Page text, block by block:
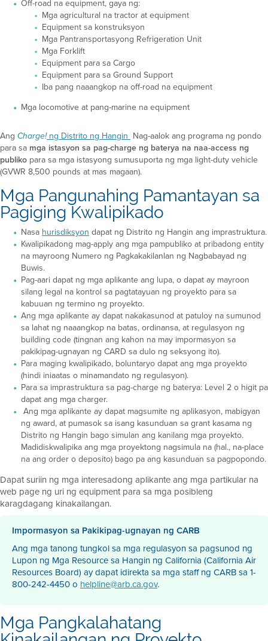
Off-road na equipment, gaya ng:
Mga agricultural na tractor at equipment
Equipment sa konstruksyon
Mga Pantransportasyong Refrigeration Unit
Mga Forklift
Equipment para sa Cargo
Equipment para sa Ground Support
Iba pang naaangkop na off-road na equipment
Mga locomotive at pang-marine na equipment
Ang Charge!ng Distrito ng Hangin Nag-aalok ang programa ng pondo
para sa mga istasyon sa pag-charge ng baterya na naa-access ng
publiko para sa mga istasyong sumusuporta ng mga light-duty vehicle
(GVWR 8,500 pounds at mas magaan).
Mga Pangunahing Pamantayan sa
Pagiging Kwalipikado
Nasa hurisdiksyon dapat ng Distrito ng Hangin ang imprastruktura.
Kwalipikadong mag-apply ang mga pampubliko at pribadong entity
na mayroong Numero ng Pagkakakilanlan ng Nagbabayad ng
Buwis.
Pag-aari dapat ng mga aplikante ang lupa, o dapat ay mayroon
silang legal na kontrol sa pagtatayuan ng proyekto para sa
kabuuan ng termino ng proyekto.
Ang mga aplikante ay dapat nakakasunod at patuloy na sumunod
sa lahat ng naaangkop na batas, ordinansa, at regulasyon ng
building code (tingnan ang kahon na may impormasyon sa
pakikipag-ugnayan ng CARD sa dulo ng seksyong ito).
Para maging kwalipikado, boluntaryo dapat ang mga proyekto
(hindi iniaatas o minamandato ng regulasyon).
Para sa imprastruktura sa pag-charge ng baterya: Level 2 o higit pa
dapat ang mga charger.
Ang mga aplikante ay dapat magsumite ng aplikasyon, mabigyan
ng award, at pumasok sa isang kasunduan sa grant kasama ng
Distrito ng Hangin bago simulan ang kanilang mga proyekto.
Madidiskwalipika ang mga proyektong nagsimula na (hal., na-place
na ang order o deposito) bago pa ang kasunduan sa pagpopondo.
Dapat suriin ng mga interesadong aplikante ang mga partikular na
web page ng uri ng equipment para sa mga posibleng
karagdagang kinakailangan.
Impormasyon sa Pakikipag-ugnayan ng CARB
Ang mga tanong tungkol sa mga regulasyon sa pagsunod ng
Lupon ng Mga Resource sa Hangin ng California (California Air
Resources Board) ay dapat idirekta sa mga staff ng CARB sa 1-
800-242-4450 o helpline@arb.ca.gov.
Mga Pangkalahatang